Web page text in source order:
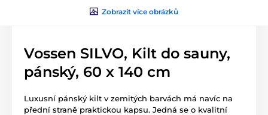
Zobrazit více obrázků
Vossen SILVO, Kilt do sauny,
pánský, 60 x 140 cm
Luxusní pánský kilt v zemitých barvách má navíc na
přední straně praktickou kapsu. Jedná se o kvalitní